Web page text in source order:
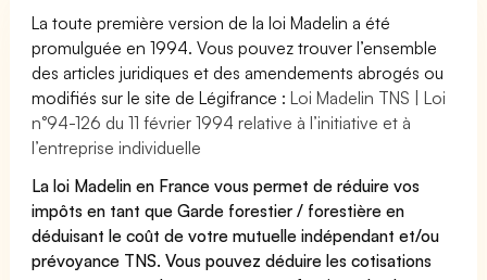
La toute première version de la loi Madelin a été
promulguée en 1994. Vous pouvez trouver l’ensemble
des articles juridiques et des amendements abrogés ou
modifiés sur le site de Légifrance :Loi Madelin TNS | Loi
n°94-126 du 11 février 1994 relative à l’initiative et à
l’entreprise individuelle
La loi Madelin en France vous permet de réduire vos
impôts en tant que Garde forestier / forestière en
déduisant le coût de votre mutuelle indépendant et/ou
prévoyance TNS. Vous pouvez déduire les cotisations